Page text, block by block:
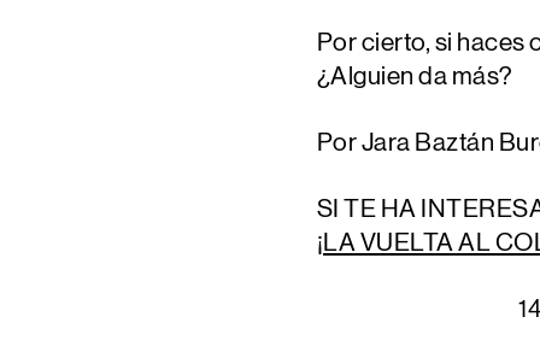
Por cierto, si haces
¿Alguien da más?
Por Jara Baztán
SI TE HA
¡LA VUELTA AL